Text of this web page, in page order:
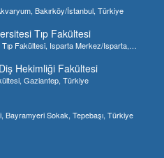
Bakırköy/İstanbul, Türkiye
Tıp Fakültesi
Fakültesi, Isparta Merkez/Isparta,
Hekimliği Fakültesi
Gaziantep, Türkiye
Bayramyeri Sokak, Tepebaşı, Türkiye